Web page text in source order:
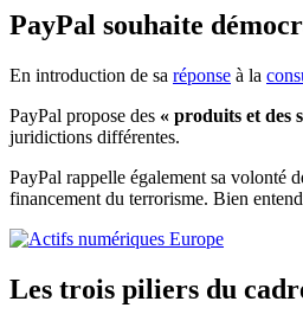
PayPal souhaite
En introduction de sa réponse à la
PayPal propose des « produits et des
juridictions différentes.
PayPal rappelle également sa volonté
financement du terrorisme. Bien
Les trois piliers du